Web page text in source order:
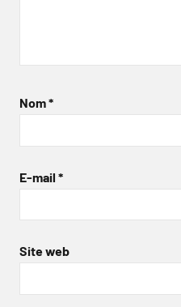
Nom*
E-mail *
Site web